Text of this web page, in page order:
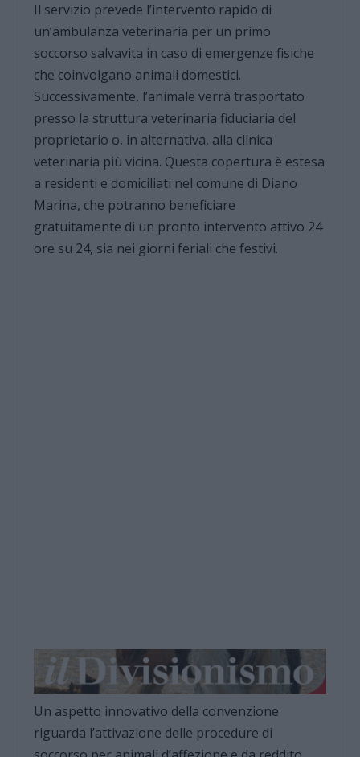
Il servizio prevede l’intervento rapido di
un’ambulanza veterinaria per un primo
soccorso salvavita in caso di emergenze fisiche
che coinvolgano animali domestici.
Successivamente, l’animale verrà trasportato
presso la struttura veterinaria fiduciaria del
proprietario o, in alternativa, alla clinica
veterinaria più vicina. Questa copertura è estesa
a residenti e domiciliati nel comune di Diano
Marina, che potranno beneficiare
gratuitamente di un pronto intervento attivo 24
ore su 24, sia nei giorni feriali che festivi.
Un aspetto innovativo della convenzione
riguarda l’attivazione delle procedure di